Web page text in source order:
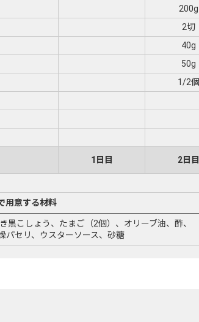
200g
2切
40g
50g
1/2個
1日目 2日目
用意する材料
こしょう、たまご（2個）、オリーブ油、酢、
パセリ、ウスターソース、砂糖